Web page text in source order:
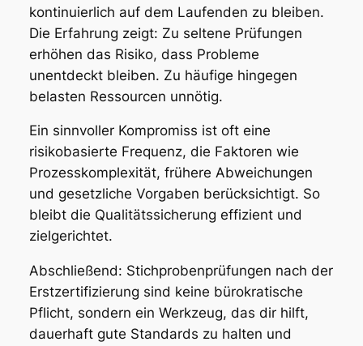
kontinuierlich auf dem Laufenden zu bleiben.
Die Erfahrung zeigt: Zu seltene Prüfungen
erhöhen das Risiko, dass Probleme
unentdeckt bleiben. Zu häufige hingegen
belasten Ressourcen unnötig.
Ein sinnvoller Kompromiss ist oft eine
risikobasierte Frequenz, die Faktoren wie
Prozesskomplexität, frühere Abweichungen
und gesetzliche Vorgaben berücksichtigt. So
bleibt die Qualitätssicherung effizient und
zielgerichtet.
Abschließend: Stichprobenprüfungen nach der
Erstzertifizierung sind keine bürokratische
Pflicht, sondern ein Werkzeug, das dir hilft,
dauerhaft gute Standards zu halten und